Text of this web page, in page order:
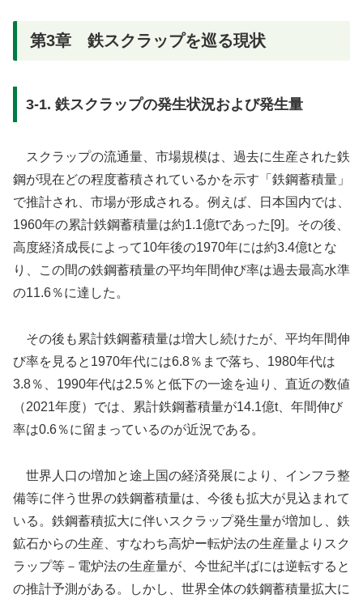
第3章 鉄スクラップを巡る現状
3-1. 鉄スクラップの発生状況および発生量
スクラップの流通量、市場規模は、過去に生産された鉄
鋼が現在どの程度蓄積されているかを示す「鉄鋼蓄積量」
で推計され、市場が形成される。例えば、日本国内では、
1960年の累計鉄鋼蓄積量は約1.1億tであった[9]。その後、
高度経済成長によって10年後の1970年には約3.4億tとな
り、この間の鉄鋼蓄積量の平均年間伸び率は過去最高水準
の11.6％に達した。
その後も累計鉄鋼蓄積量は増大し続けたが、平均年間伸
び率を見ると1970年代には6.8％まで落ち、1980年代は
3.8％、1990年代は2.5％と低下の一途を辿り、直近の数値
（2021年度）では、累計鉄鋼蓄積量が14.1億t、年間伸び
率は0.6％に留まっているのが近況である。
世界人口の増加と途上国の経済発展により、インフラ整
備等に伴う世界の鉄鋼蓄積量は、今後も拡大が見込まれて
いる。鉄鋼蓄積拡大に伴いスクラップ発生量が増加し、鉄
鉱石からの生産、すなわち高炉ー転炉法の生産量よりスク
ラップ等－電炉法の生産量が、今世紀半ばには逆転すると
の推計予測がある。しかし、世界全体の鉄鋼蓄積量拡大に